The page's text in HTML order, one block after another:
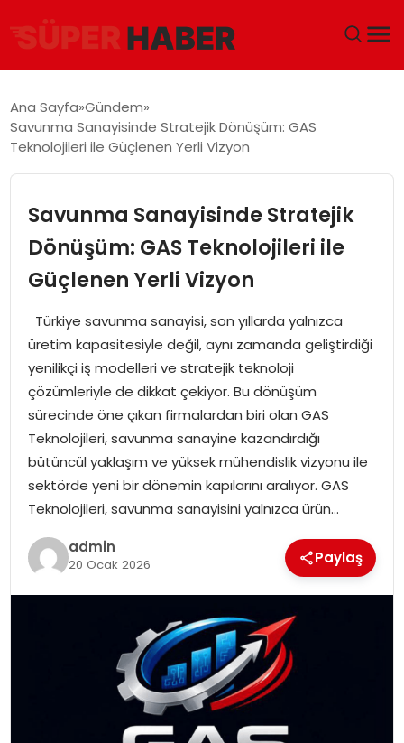
GÜNDEM
EKONOMI
MAGAZIN
SAĞLIK
SIYASET
SPOR
TEKNOLOJI
YAŞAM
Ana Sayfa Gündem
Savunma Sanayisinde Stratejik Dönüşüm: GAS
Teknolojileri ile Güçlenen Yerli Vizyon
Savunma Sanayisinde Stratejik
Dönüşüm: GAS Teknolojileri ile
Güçlenen Yerli Vizyon
Türkiye savunma sanayisi, son yıllarda yalnızca
üretim kapasitesiyle değil, aynı zamanda geliştirdiği
yenilikçi iş modelleri ve stratejik teknoloji
çözümleriyle de dikkat çekiyor. Bu dönüşüm
sürecinde öne çıkan firmalardan biri olan GAS
Teknolojileri, savunma sanayine kazandırdığı
bütüncül yaklaşım ve yüksek mühendislik vizyonu ile
sektörde yeni bir dönemin kapılarını aralıyor. GAS
Teknolojileri, savunma sanayisini yalnızca ürün…
admin
20 Ocak 2026 Paylaş